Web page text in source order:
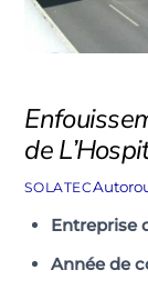
de
SOLATEC
Entreprise
Année de